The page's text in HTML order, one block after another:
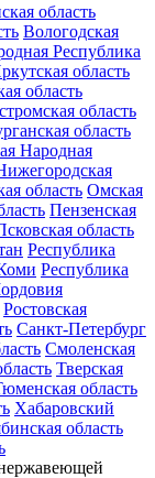
область
Вологодская
Республика
область
область
область
область
Народная
область Омская
Пензенская
область
Республика
Республика
Ростовская
Санкт-Петербург
Смоленская
Тверская
область
Хабаровский
область